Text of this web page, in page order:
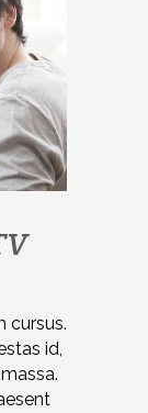
cursus.
id,